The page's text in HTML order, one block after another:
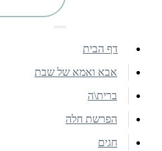
דף הבית
אבא ואמא של שבת
ברית\ה
הפרשת חלה
חגים